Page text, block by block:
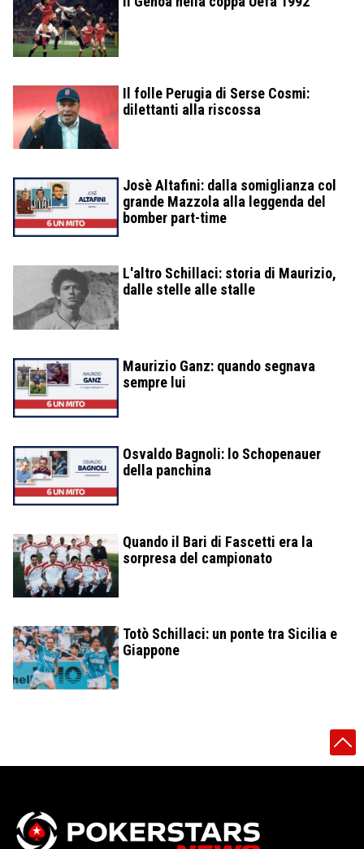
Il folle Perugia di Serse Cosmi:
dilettanti alla riscossa
Josè Altafini: dalla somiglianza col
grande Mazzola alla leggenda del
bomber part-time
L'altro Schillaci: storia di Maurizio,
dalle stelle alle stalle
Maurizio Ganz: quando segnava
sempre lui
Osvaldo Bagnoli: lo Schopenauer
della panchina
Quando il Bari di Fascetti era la
sorpresa del campionato
Totò Schillaci: un ponte tra Sicilia e
Giappone